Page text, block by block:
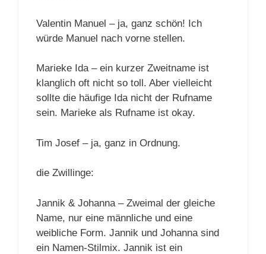
Valentin Manuel – ja, ganz schön! Ich
würde Manuel nach vorne stellen.
Marieke Ida – ein kurzer Zweitname ist
klanglich oft nicht so toll. Aber vielleicht
sollte die häufige Ida nicht der Rufname
sein. Marieke als Rufname ist okay.
Tim Josef – ja, ganz in Ordnung.
die Zwillinge:
Jannik & Johanna – Zweimal der gleiche
Name, nur eine männliche und eine
weibliche Form. Jannik und Johanna sind
ein Namen-Stilmix. Jannik ist ein